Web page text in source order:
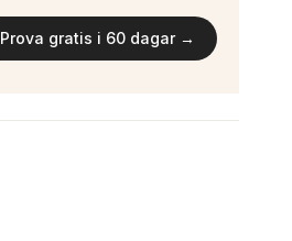
Prova gratis i 60 dagar →